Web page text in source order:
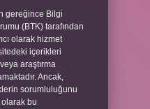
gereğince Bilgi
(BTK) tarafından
olarak hizmet
içerikleri
araştırma
Ancak,
sorumluluğunu
olarak bu